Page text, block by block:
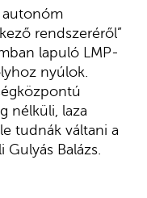
autonóm
rendszeréről”
lapuló LMP-
nyúlok.
nélküli, laza
tudnák váltani a
Balázs.